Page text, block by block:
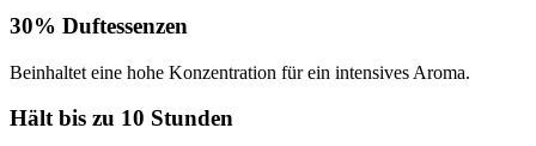
30% Duftessenzen
Beinhaltet eine hohe Konzentration für ein intensives Aroma.
Hält bis zu 10 Stunden